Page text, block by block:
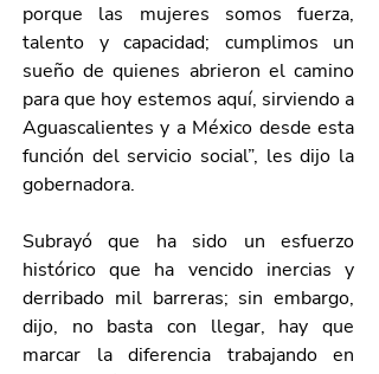
porque las mujeres somos fuerza,
talento y capacidad; cumplimos un
sueño de quienes abrieron el camino
para que hoy estemos aquí, sirviendo a
Aguascalientes y a México desde esta
función del servicio social”, les dijo la
gobernadora.
Subrayó que ha sido un esfuerzo
histórico que ha vencido inercias y
derribado mil barreras; sin embargo,
dijo, no basta con llegar, hay que
marcar la diferencia trabajando en